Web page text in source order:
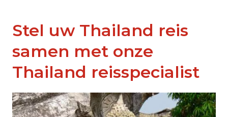
Stel uw Thailand reis
samen met onze
Thailand reisspecialist